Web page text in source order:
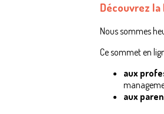
Découvrez
Nous sommes
Ce sommet en
aux
aux